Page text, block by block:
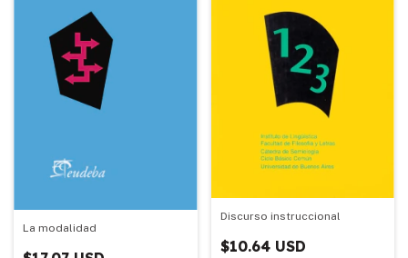
La modalidad
Discurso instruccional
$10.64 USD